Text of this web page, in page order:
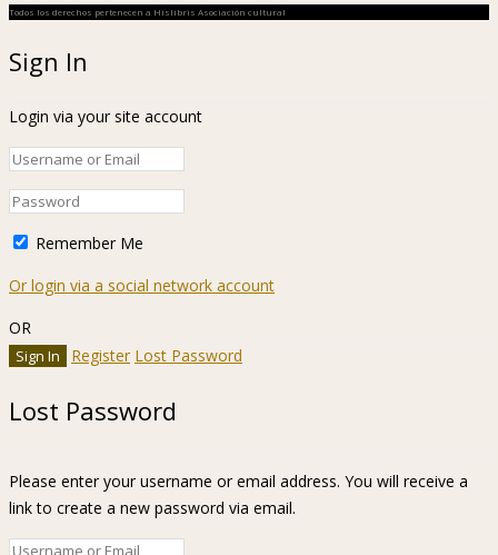
Todos los derechos pertenecen a Hislibris Asociación cultural
Sign In
Login via your site account
Remember Me
Or login via a social network account
OR
Register Lost Password
Lost Password
Please enter your username or email address. You will receive a
link to create a new password via email.